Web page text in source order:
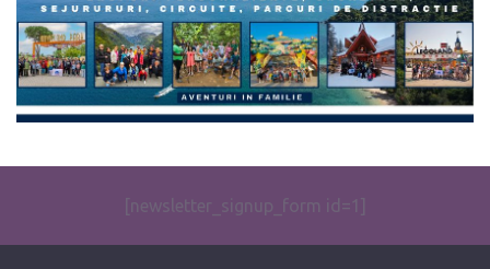
[newsletter_signup_form id=1]